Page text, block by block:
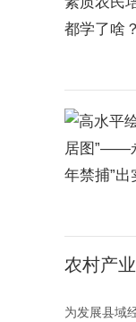
农村产
为发展县域